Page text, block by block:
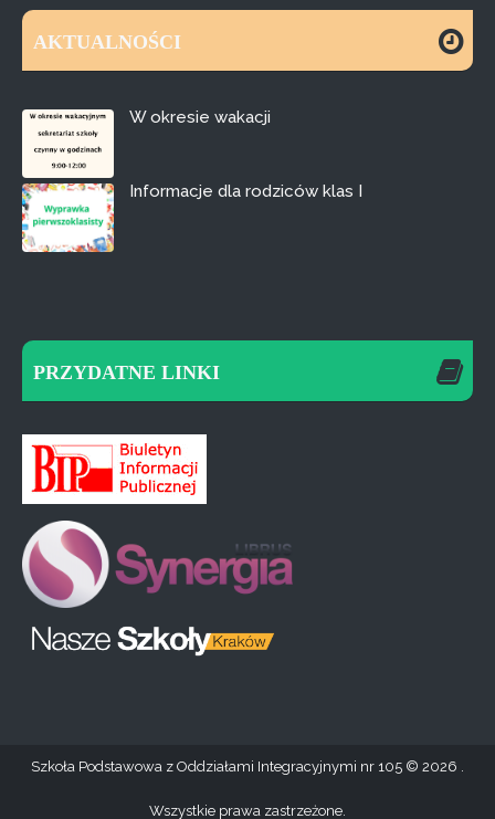
AKTUALNOŚCI
W okresie wakacji
Informacje dla rodziców klas I
PRZYDATNE LINKI
Szkoła Podstawowa z Oddziałami Integracyjnymi nr 105 2026 .
Wszystkie prawa zastrzeżone.